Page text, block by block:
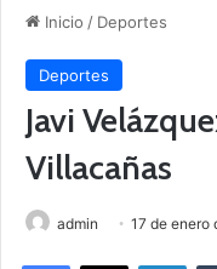
Inicio / Deportes
Deportes
Javi
Villacañas
admin 17 de enero